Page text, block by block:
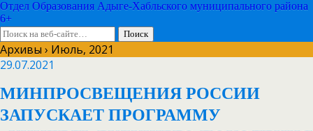
Отдел Образования Адыге-Хабльского муниципального района
6+
Архивы › Июль, 2021
29.07.2021
МИНПРОСВЕЩЕНИЯ РОССИИ
ЗАПУСКАЕТ ПРОГРАММУ